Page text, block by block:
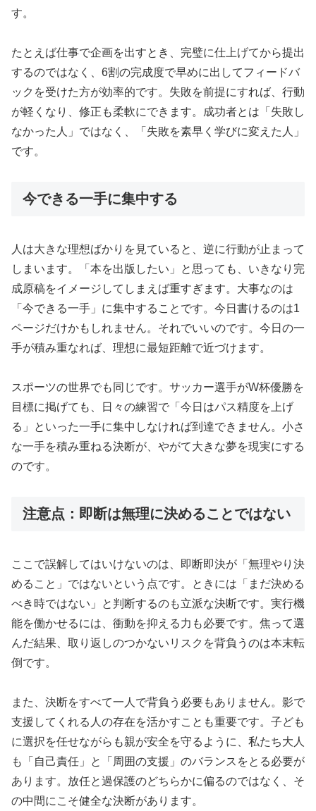
す。
たとえば仕事で企画を出すとき、完璧に仕上げてから提出
するのではなく、6割の完成度で早めに出してフィードバ
ックを受けた方が効率的です。失敗を前提にすれば、行動
が軽くなり、修正も柔軟にできます。成功者とは「失敗し
なかった人」ではなく、「失敗を素早く学びに変えた人」
です。
今できる一手に集中する
人は大きな理想ばかりを見ていると、逆に行動が止まって
しまいます。「本を出版したい」と思っても、いきなり完
成原稿をイメージしてしまえば重すぎます。大事なのは
「今できる一手」に集中することです。今日書けるのは1
ページだけかもしれません。それでいいのです。今日の一
手が積み重なれば、理想に最短距離で近づけます。
スポーツの世界でも同じです。サッカー選手がW杯優勝を
目標に掲げても、日々の練習で「今日はパス精度を上げ
る」といった一手に集中しなければ到達できません。小さ
な一手を積み重ねる決断が、やがて大きな夢を現実にする
のです。
注意点：即断は無理に決めることではない
ここで誤解してはいけないのは、即断即決が「無理やり決
めること」ではないという点です。ときには「まだ決める
べき時ではない」と判断するのも立派な決断です。実行機
能を働かせるには、衝動を抑える力も必要です。焦って選
んだ結果、取り返しのつかないリスクを背負うのは本末転
倒です。
また、決断をすべて一人で背負う必要もありません。影で
支援してくれる人の存在を活かすことも重要です。子ども
に選択を任せながらも親が安全を守るように、私たち大人
も「自己責任」と「周囲の支援」のバランスをとる必要が
あります。放任と過保護のどちらかに偏るのではなく、そ
の中間にこそ健全な決断があります。